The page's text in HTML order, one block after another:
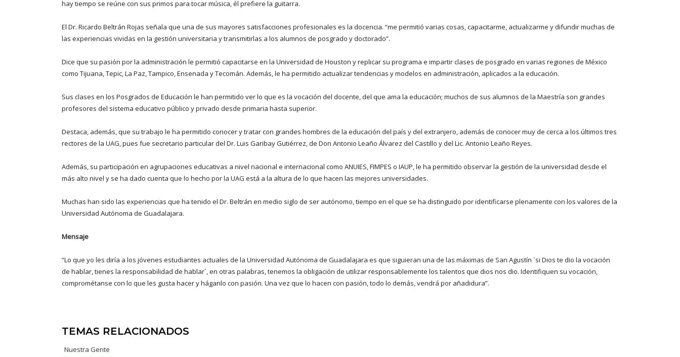
hay tiempo se reúne con sus primos para tocar música, él prefiere la guitarra.
El Dr. Ricardo Beltrán Rojas señala que una de sus mayores satisfacciones profesionales es la docencia. “me permitió varias cosas, capacitarme, actualizarme y difundir muchas de
las experiencias vividas en la gestión universitaria y transmitirlas a los alumnos de posgrado y doctorado”.
Dice que su pasión por la administración le permitió capacitarse en la Universidad de Houston y replicar su programa e impartir clases de posgrado en varias regiones de México
como Tijuana, Tepic, La Paz, Tampico, Ensenada y Tecomán. Además, le ha permitido actualizar tendencias y modelos en administración, aplicados a la educación.
Sus clases en los Posgrados de Educación le han permitido ver lo que es la vocación del docente, del que ama la educación; muchos de sus alumnos de la Maestría son grandes
profesores del sistema educativo público y privado desde primaria hasta superior.
Destaca, además, que su trabajo le ha permitido conocer y tratar con grandes hombres de la educación del país y del extranjero, además de conocer muy de cerca a los últimos tres
rectores de la UAG, pues fue secretario particular del Dr. Luis Garibay Gutiérrez, de Don Antonio Leaño Álvarez del Castillo y del Lic. Antonio Leaño Reyes.
Además, su participación en agrupaciones educativas a nivel nacional e internacional como ANUIES, FIMPES o IAUP, le ha permitido observar la gestión de la universidad desde el
más alto nivel y se ha dado cuenta que lo hecho por la UAG está a la altura de lo que hacen las mejores universidades.
Muchas han sido las experiencias que ha tenido el Dr. Beltrán en medio siglo de ser autónomo, tiempo en el que se ha distinguido por identificarse plenamente con los valores de la
Universidad Autónoma de Guadalajara.
Mensaje
“Lo que yo les diría a los jóvenes estudiantes actuales de la Universidad Autónoma de Guadalajara es que siguieran una de las máximas de San Agustín `si Dios te dio la vocación
de hablar, tienes la responsabilidad de hablar´, en otras palabras, tenemos la obligación de utilizar responsablemente los talentos que dios nos dio. Identifiquen su vocación,
comprométanse con lo que les gusta hacer y háganlo con pasión. Una vez que lo hacen con pasión, todo lo demás, vendrá por añadidura”.
TEMAS RELACIONADOS
Nuestra Gente